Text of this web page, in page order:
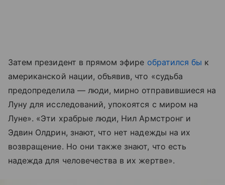
Затем президент в прямом эфире обратился бы к
американской нации, объявив, что «судьба
предопределила — люди, мирно отправившиеся на
Луну для исследований, упокоятся с миром на
Луне». «Эти храбрые люди, Нил Армстронг и
Эдвин Олдрин, знают, что нет надежды на их
возвращение. Но они также знают, что есть
надежда для человечества в их жертве».